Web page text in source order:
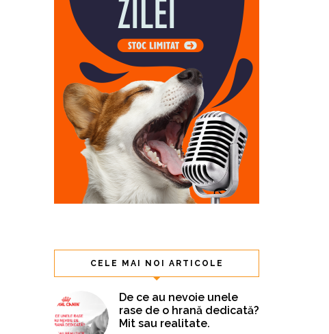
CELE MAI NOI ARTICOLE
De ce au nevoie unele
rase de o hrană dedicată?
Mit sau realitate.